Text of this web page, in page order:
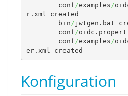
	conf
/examples /
r.xml created
	bin
/jwtgen.bat
	conf
/
	conf
/examples /
er.xml created
Konfiguration